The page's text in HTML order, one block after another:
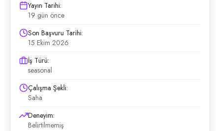
Yayın Tarihi:
19 gün önce
Son Başvuru Tarihi:
15 Ekim 2026
İş Türü:
seasonal
Çalışma Şekli:
Saha
Deneyim:
Belirtilmemiş